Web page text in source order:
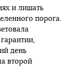
и лишать
порога.
день
второй